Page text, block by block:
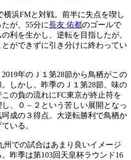
横浜FMと対戦。前半に失点を喫し
が、55分に長友 佑都のゴールで
利を生かし、逆転を目指したが、
ができずに引き分けに終わってい
年のＪ１第28節から鳥栖がこの
しかし、昨季のＪ１第28節、味の
の負の流れにFC東京が終止符を
、０－２という苦しい展開となっ
成の３得点。大逆転勝利で鳥栖か
いる。
州での試合はあまり良いイメージ
昨季は第103回天皇杯ラウンド16